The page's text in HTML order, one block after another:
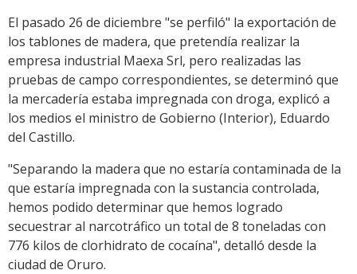
El pasado 26 de diciembre "se perfiló" la exportación de
los tablones de madera, que pretendía realizar la
empresa industrial Maexa Srl, pero realizadas las
pruebas de campo correspondientes, se determinó que
la mercadería estaba impregnada con droga, explicó a
los medios el ministro de Gobierno (Interior), Eduardo
del Castillo.
"Separando la madera que no estaría contaminada de la
que estaría impregnada con la sustancia controlada,
hemos podido determinar que hemos logrado
secuestrar al narcotráfico un total de 8 toneladas con
776 kilos de clorhidrato de cocaína", detalló desde la
ciudad de Oruro.